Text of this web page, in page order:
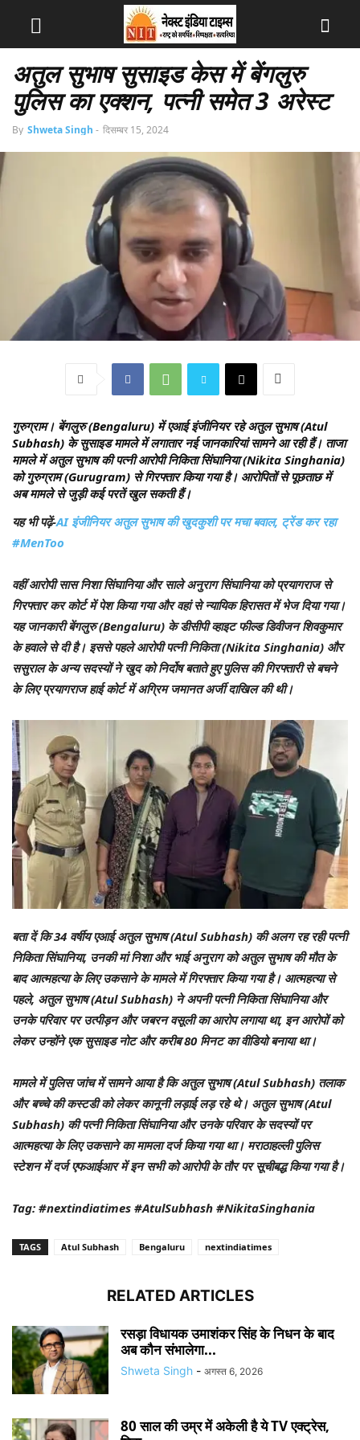
अतुल सुभाष सुसाइड केस में बेंगलुरु
पुलिस का एक्शन, पत्नी समेत 3 अरेस्ट
By Shweta Singh - दिसम्बर 15, 2024
गुरुग्राम। बेंगलुरु (Bengaluru) में एआई इंजीनियर रहे अतुल सुभाष (Atul
Subhash) के सुसाइड मामले में लगातार नई जानकारियां सामने आ रही हैं। ताजा
मामले में अतुल सुभाष की पत्नी आरोपी निकिता सिंघानिया (Nikita Singhania)
को गुरुग्राम (Gurugram) से गिरफ्तार किया गया है। आरोपितों से पूछताछ में
अब मामले से जुड़ी कई परतें खुल सकती हैं।
यह भी पढ़ें-AI इंजीनियर अतुल सुभाष की खुदकुशी पर मचा बवाल, ट्रेंड कर रहा
#MenToo
वहीं आरोपी सास निशा सिंघानिया और साले अनुराग सिंघानिया को प्रयागराज से
गिरफ्तार कर कोर्ट में पेश किया गया और वहां से न्यायिक हिरासत में भेज दिया गया।
यह जानकारी बेंगलुरु (Bengaluru) के डीसीपी व्हाइट फील्ड डिवीजन शिवकुमार
के हवाले से दी है। इससे पहले आरोपी पत्नी निकिता (Nikita Singhania) और
ससुराल के अन्य सदस्यों ने खुद को निर्दोष बताते हुए पुलिस की गिरफ्तारी से बचने
के लिए प्रयागराज हाई कोर्ट में अग्रिम जमानत अर्जी दाखिल की थी।
बता दें कि 34 वर्षीय एआई अतुल सुभाष (Atul Subhash) की अलग रह रही पत्नी
निकिता सिंघानिया, उनकी मां निशा और भाई अनुराग को अतुल सुभाष की मौत के
बाद आत्महत्या के लिए उकसाने के मामले में गिरफ्तार किया गया है। आत्महत्या से
पहले, अतुल सुभाष (Atul Subhash) ने अपनी पत्नी निकिता सिंघानिया और
उनके परिवार पर उत्पीड़न और जबरन वसूली का आरोप लगाया था, इन आरोपों को
लेकर उन्होंने एक सुसाइड नोट और करीब 80 मिनट का वीडियो बनाया था।
मामले में पुलिस जांच में सामने आया है कि अतुल सुभाष (Atul Subhash) तलाक
और बच्चे की कस्टडी को लेकर कानूनी लड़ाई लड़ रहे थे। अतुल सुभाष (Atul
Subhash) की पत्नी निकिता सिंघानिया और उनके परिवार के सदस्यों पर
आत्महत्या के लिए उकसाने का मामला दर्ज किया गया था। मराठाहल्ली पुलिस
स्टेशन में दर्ज एफआईआर में इन सभी को आरोपी के तौर पर सूचीबद्ध किया गया है।
Tag: #nextindiatimes #AtulSubhash #NikitaSinghania
TAGS Atul Subhash Bengaluru nextindiatimes
RELATED ARTICLES
रसड़ा विधायक उमाशंकर सिंह के निधन के बाद
अब कौन संभालेगा...
Shweta Singh - अगस्त 6, 2026
80 साल की उम्र में अकेली है ये TV एक्ट्रेस,